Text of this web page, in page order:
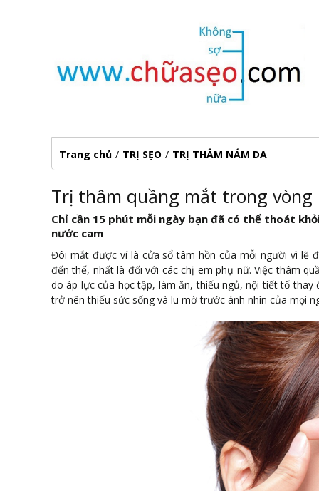
Trang chủ / TRỊ SẸO / TRỊ THÂM NÁM DA
Trị thâm quầng mắt trong
Chỉ cần 15 phút mỗi ngày bạn đã có thể thoát
nước cam
Đôi mắt được ví là cửa sổ tâm hồn của mỗi người vì lẽ
đến thế, nhất là đối với các chị em phụ nữ. Việc thâm
do áp lực của học tập, làm ăn, thiếu ngủ, nội tiết tố
trở nên thiếu sức sống và lu mờ trước ánh nhìn của mọi